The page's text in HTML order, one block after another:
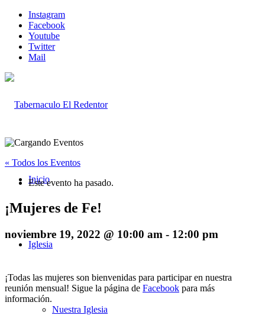
Instagram
Facebook
Youtube
Twitter
Mail
Inicio
Iglesia
Nuestra Iglesia
« Todos los Eventos
Este evento ha pasado.
¡Mujeres de Fe!
noviembre 19, 2022 @ 10:00 am - 12:00 pm
¡Todas las mujeres son bienvenidas para participar en nuestra
reunión mensual! Sigue la página de Facebook para más
información.